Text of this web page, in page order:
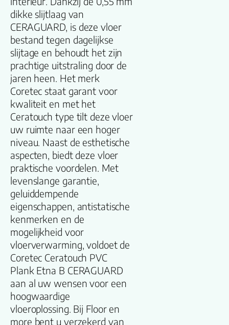
dikke slijtlaag van
CERAGUARD, is deze vloer
bestand tegen dagelijkse
slijtage en behoudt het zijn
prachtige uitstraling door de
jaren heen. Het merk
Coretec staat garant voor
kwaliteit en met het
Ceratouch type tilt deze vloer
uw ruimte naar een hoger
niveau. Naast de esthetische
aspecten, biedt deze vloer
praktische voordelen. Met
levenslange garantie,
geluiddempende
eigenschappen, antistatische
kenmerken en de
mogelijkheid voor
vloerverwarming, voldoet de
Coretec Ceratouch PVC
Plank Etna B CERAGUARD
aan al uw wensen voor een
hoogwaardige
vloeroplossing. Bij Floor en
more bent u verzekerd van